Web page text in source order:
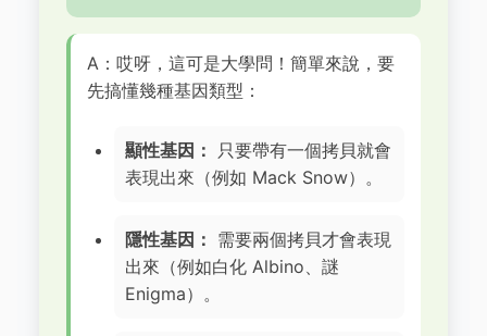
A：哎呀，這可是大學問！簡單來說，要
先搞懂幾種基因類型：
顯性基因：
只要帶有一個拷貝就會
表現出來（例如 Mack Snow）。
隱性基因： 需要兩個拷貝才會表現
出來（例如白化 Albino、謎
Enigma）。